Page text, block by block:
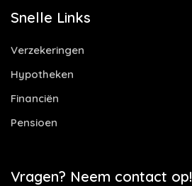
Snelle Links
Verzekeringen
Hypotheken
Financiën
Pensioen
Vragen? Neem contact op!